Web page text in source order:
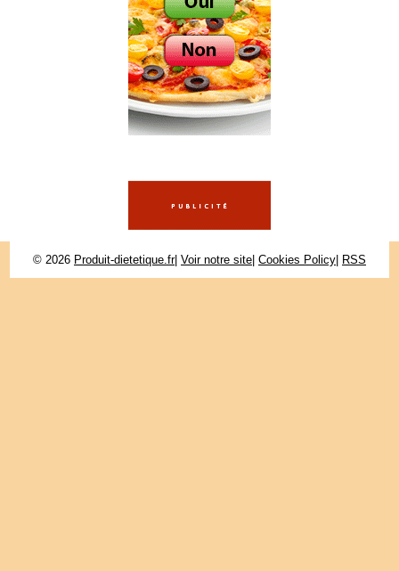
© 2026 Produit-dietetique.fr| Voir notre site Cookies Policy RSS